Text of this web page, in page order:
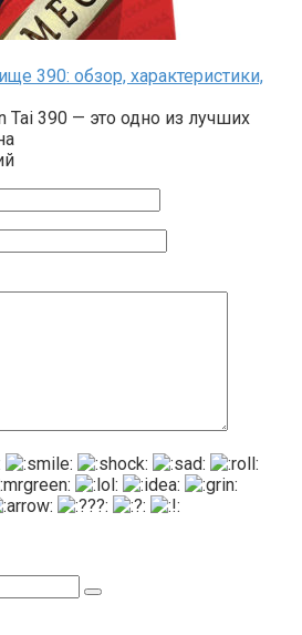
390: обзор, характеристики,
390 — это одно из лучших